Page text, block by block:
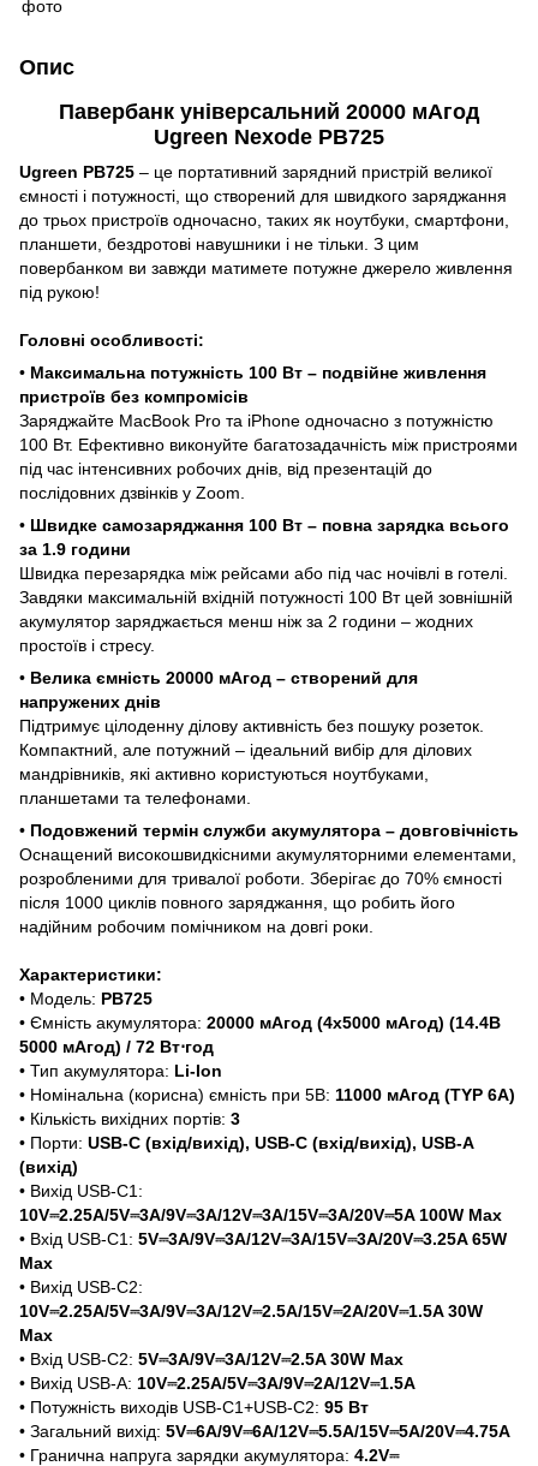
Опис
Павербанк універсальний 20000 мАгод
Ugreen Nexode PB725
Ugreen PB725 – це портативний зарядний пристрій великої
ємності і потужності, що створений для швидкого заряджання
до трьох пристроїв одночасно, таких як ноутбуки, смартфони,
планшети, бездротові навушники і не тільки. З цим
повербанком ви завжди матимете потужне джерело живлення
під рукою!
Головні особливості:
• Максимальна потужність 100 Вт – подвійне живлення
пристроїв без компромісів
Заряджайте MacBook Pro та iPhone одночасно з потужністю
100 Вт. Ефективно виконуйте багатозадачність між пристроями
під час інтенсивних робочих днів, від презентацій до
послідовних дзвінків у Zoom.
• Швидке самозаряджання 100 Вт – повна зарядка всього
за 1.9 години
Швидка перезарядка між рейсами або під час ночівлі в готелі.
Завдяки максимальній вхідній потужності 100 Вт цей зовнішній
акумулятор заряджається менш ніж за 2 години – жодних
простоїв і стресу.
• Велика ємність 20000 мАгод – створений для
напружених днів
Підтримує цілоденну ділову активність без пошуку розеток.
Компактний, але потужний – ідеальний вибір для ділових
мандрівників, які активно користуються ноутбуками,
планшетами та телефонами.
• Подовжений термін служби акумулятора – довговічність
Оснащений високошвидкісними акумуляторними елементами,
розробленими для тривалої роботи. Зберігає до 70% ємності
після 1000 циклів повного заряджання, що робить його
надійним робочим помічником на довгі роки.
Характеристики:
• Модель: PB725
• Ємність акумулятора: 20000 мАгод (4х5000 мАгод) (14.4В
5000 мАгод) / 72 Вт⋅год
• Тип акумулятора: Li-Ion
• Номінальна (корисна) ємність при 5В: 11000 мАгод (TYP 6A)
• Кількість вихідних портів: 3
• Порти: USB-C (вхід/вихід), USB-C (вхід/вихід), USB-A
(вихід)
• Вихід USB-C1:
10V⎓2.25A/5V⎓3A/9V⎓3A/12V⎓3A/15V⎓3A/20V⎓5A 100W Max
• Вхід USB-C1: 5V⎓3A/9V⎓3A/12V⎓3A/15V⎓3A/20V⎓3.25A 65W
Max
• Вихід USB-C2:
10V⎓2.25A/5V⎓3A/9V⎓3A/12V⎓2.5A/15V⎓2A/20V⎓1.5A 30W
Max
• Вхід USB-C2: 5V⎓3A/9V⎓3A/12V⎓2.5A 30W Max
• Вихід USB-A: 10V⎓2.25A/5V⎓3A/9V⎓2A/12V⎓1.5A
• Потужність виходів USB-C1+USB-C2: 95 Вт
• Загальний вихід: 5V⎓6A/9V⎓6A/12V⎓5.5A/15V⎓5A/20V⎓4.75A
• Гранична напруга зарядки акумулятора: 4.2V⎓